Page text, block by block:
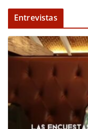
Entrevistas